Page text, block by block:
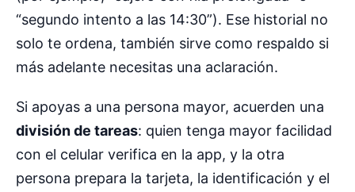
“segundo intento a las 14:30”). Ese historial no
solo te ordena, también sirve como respaldo si
más adelante necesitas una aclaración.
Si apoyas a una persona mayor, acuerden una
división de tareas: quien tenga mayor facilidad
con el celular verifica en la app, y la otra
persona prepara la tarjeta, la identificación y el